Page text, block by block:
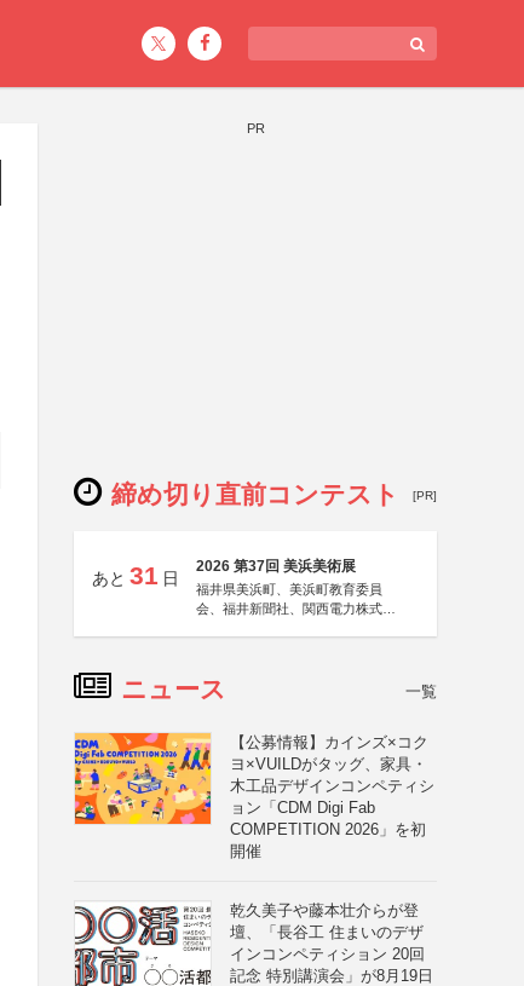
PR
締め切り直前コンテスト [PR]
あと 31 日
2026 第37回 美浜美術展
福井県美浜町、美浜町教育委員
会、福井新聞社、関西電力株式会
ニュース 一覧
【公募情報】カインズ×コク
ヨ×VUILDがタッグ、家具・
木工品デザインコンペティシ
ョン「CDM Digi Fab
COMPETITION 2026」を初
開催
乾久美子や藤本壮介らが登
壇、「長谷工 住まいのデザ
インコンペティション 20回
記念 特別講演会」が8月19日